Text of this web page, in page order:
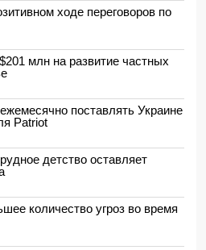
ходе переговоров по
млн на развитие частных
поставлять Украине
Patriot
детство оставляет
количество угроз во время